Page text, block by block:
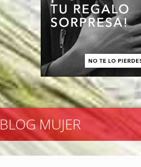
BLOG MUJER